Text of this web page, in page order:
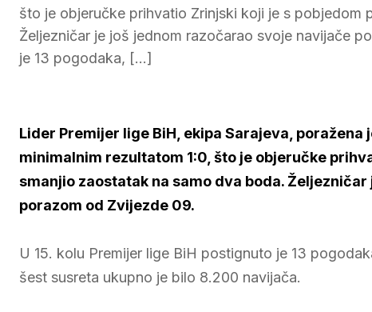
što je objeručke prihvatio Zrinjski koji je s pobjedom
Željezničar je još jednom razočarao svoje navijače
je 13 pogodaka, […]
Lider Premijer lige BiH, ekipa Sarajeva, poražena
minimalnim rezultatom 1:0, što je objeručke
smanjio zaostatak na samo dva boda.
porazom od Zvijezde 09.
U 15. kolu Premijer lige BiH postignuto je 13
šest susreta ukupno je bilo 8.200 navijača.